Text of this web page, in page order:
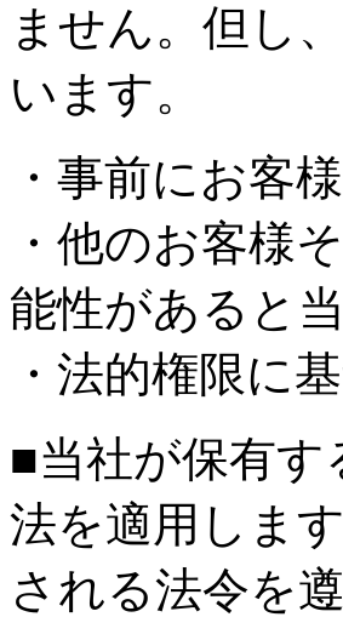
ません。但し
います。
・事前にお客
・他のお客様
能性があると
・法的権限に
■当社が保有す
法を適用しま
される法令を